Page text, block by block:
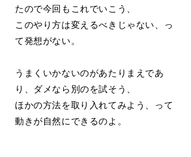
たので今回もこれでいこう、
このやり方は変えるべきじゃない、っ
て発想がない。
うまくいかないのがあたりまえであ
り、ダメなら別のを試そう、
ほかの方法を取り入れてみよう、って
動きが自然にできるのよ。